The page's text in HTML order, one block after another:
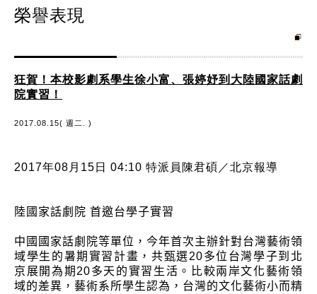
榮譽表現
狂賀！本校影劇系學生徐小富、張婷妤到大陸國家話劇
院實習！
2017.08.15( 週二. )
2017年08月15日 04:10 特派員陳君碩／北京報導
陸國家話劇院 首邀台學子實習
中國國家話劇院等單位，今年首次主辦針對台灣藝術領
域學生的暑期實習計畫，共甄選20多位台灣學子到北
京展開為期20多天的實習生活。比較兩岸文化藝術領
域的差異，藝術系所學生認為，台灣的文化藝術小而精